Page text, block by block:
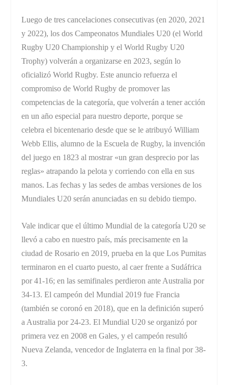
Luego de tres cancelaciones consecutivas (en 2020, 2021
y 2022), los dos Campeonatos Mundiales U20 (el World
Rugby U20 Championship y el World Rugby U20
Trophy) volverán a organizarse en 2023, según lo
oficializó World Rugby. Este anuncio refuerza el
compromiso de World Rugby de promover las
competencias de la categoría, que volverán a tener acción
en un año especial para nuestro deporte, porque se
celebra el bicentenario desde que se le atribuyó William
Webb Ellis, alumno de la Escuela de Rugby, la invención
del juego en 1823 al mostrar «un gran desprecio por las
reglas» atrapando la pelota y corriendo con ella en sus
manos. Las fechas y las sedes de ambas versiones de los
Mundiales U20 serán anunciadas en su debido tiempo.
Vale indicar que el último Mundial de la categoría U20 se
llevó a cabo en nuestro país, más precisamente en la
ciudad de Rosario en 2019, prueba en la que Los Pumitas
terminaron en el cuarto puesto, al caer frente a Sudáfrica
por 41-16; en las semifinales perdieron ante Australia por
34-13. El campeón del Mundial 2019 fue Francia
(también se coronó en 2018), que en la definición superó
a Australia por 24-23. El Mundial U20 se organizó por
primera vez en 2008 en Gales, y el campeón resultó
Nueva Zelanda, vencedor de Inglaterra en la final por 38-
3.